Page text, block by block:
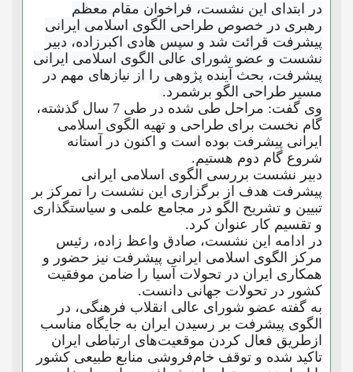
در ابتدای این نشست، فراخوان مقام معظم
رهبری در خصوص طراحی الگوی اسلامی ایرانی
پیشرفت قرائت شد و سپس هادی اکبرزاده، دبیر
نشست و عضو شورای عالی الگوی اسلامی ایرانی
پیشرفت، بحث آینده پژوهی را از نیازهای مهم در
مسیر طراحی الگو برشمرد.
وی گفت: مراحل طی شده در طی 7 سال گذشته،
گام نخست برای طراحی و تهیه الگوی اسلامی
ایرانی پیشرفت بوده است و اکنون در آستانه
شروع گام دوم هستیم.
دبیر نشست بررسی الگوی اسلامی ایرانی
پیشرفت هدف از برگزاری این نشست را تمرکز بر
تبیین و تشریح الگو در مجامع علمی و سیاستگذاری
و تقسیم کار عنوان کرد.
در ادامه این نشست، صادق واعظ زاده، رئیس
مرکز الگوی اسلامی ایرانی پیشرفت نیز حضور و
همکاری ایران در تحولات آسیا را ضامن موفقیت
کشور در تحولات جهانی دانست.
به گفته عضو شورای عالی انقلاب فرهنگی، در
الگوی پیشرفت بر رسیدن ایران به جایگاه مناسب
ازطریق فعال کردن موقعیت‌های ارتباطی ایران
تاکید شده و توقف خام‌فروشی منابع طبیعی کشور